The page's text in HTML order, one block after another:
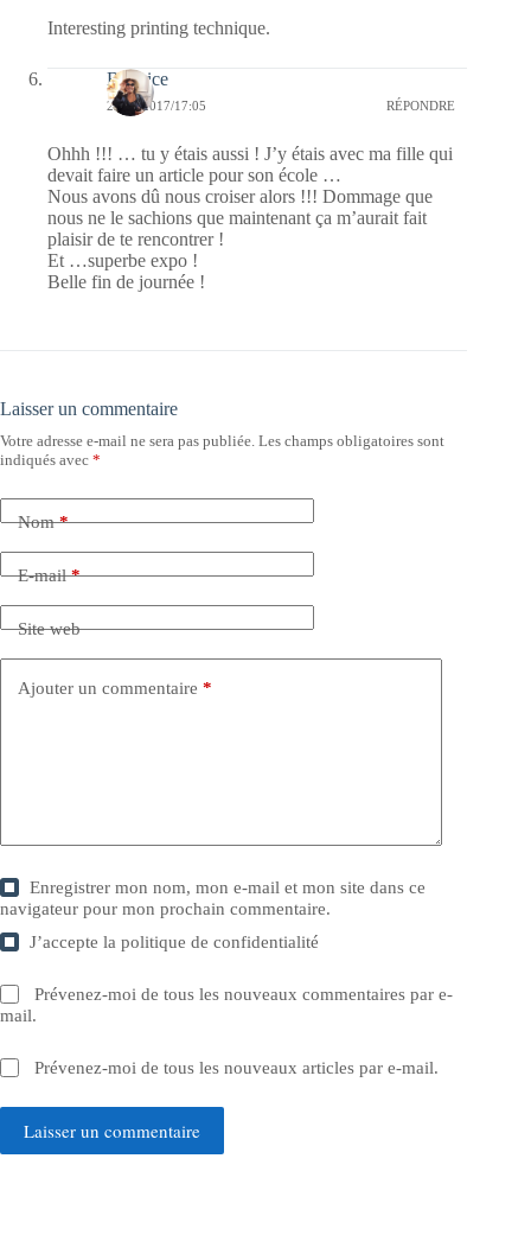
Interesting printing technique.
Beatrice
22/01/2017/17:05 RÉPONDRE
Ohhh !!! … tu y étais aussi ! J’y étais avec ma fille qui
devait faire un article pour son école …
Nous avons dû nous croiser alors !!! Dommage que
nous ne le sachions que maintenant ça m’aurait fait
plaisir de te rencontrer !
Et …superbe expo !
Belle fin de journée !
Laisser un commentaire
Votre adresse e-mail ne sera pas publiée. Les champs obligatoires sont
indiqués avec *
Nom*
E-mail*
Site web
Ajouter un commentaire *
Enregistrer mon nom, mon e-mail et mon site dans ce
navigateur pour mon prochain commentaire.
J’accepte lapolitique de confidentialité
Prévenez-moi de tous les nouveaux commentaires par e-
mail.
Prévenez-moi de tous les nouveaux articles par e-mail.
Laisser un commentaire